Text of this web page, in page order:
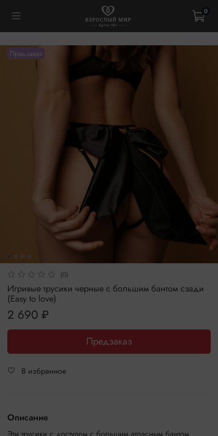
0
Предзаказ
(0)
Игривые трусики черные с большим бантом сзади
(Easy to love)
2 690 ₽
Предзаказ
В избранное
Описание
Эти трусики с доступом с большим атласным бантом